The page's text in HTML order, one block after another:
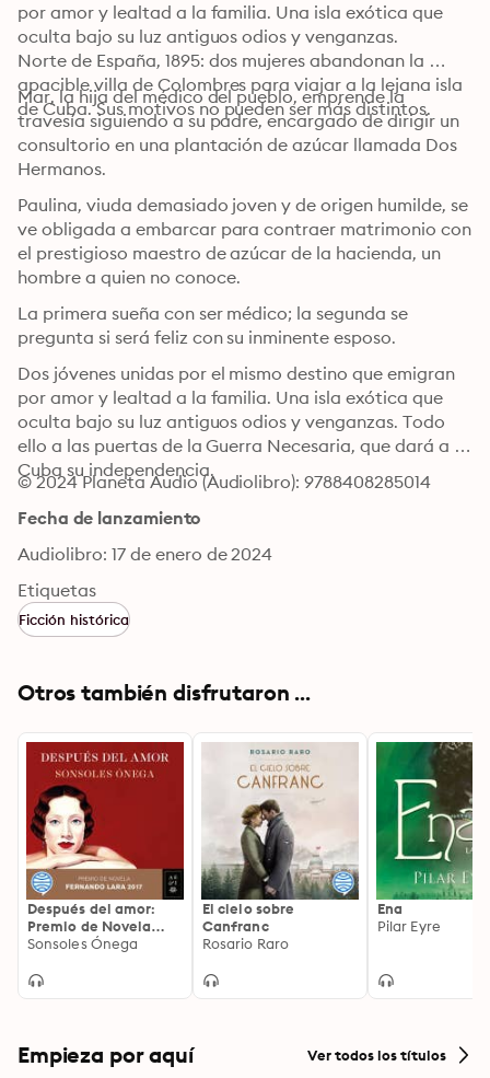
por amor y lealtad a la familia. Una isla exótica que
oculta bajo su luz antiguos odios y venganzas.
Norte de España, 1895: dos mujeres abandonan la
apacible villa de Colombres para viajar a la lejana isla
de Cuba. Sus motivos no pueden ser más distintos.
Mar, la hija del médico del pueblo, emprende la
travesía siguiendo a su padre, encargado de dirigir un
consultorio en una plantación de azúcar llamada Dos
Hermanos.
Paulina, viuda demasiado joven y de origen humilde, se
ve obligada a embarcar para contraer matrimonio con
el prestigioso maestro de azúcar de la hacienda, un
hombre a quien no conoce.
La primera sueña con ser médico; la segunda se
pregunta si será feliz con su inminente esposo.
Dos jóvenes unidas por el mismo destino que emigran
por amor y lealtad a la familia. Una isla exótica que
oculta bajo su luz antiguos odios y venganzas. Todo
ello a las puertas de la Guerra Necesaria, que dará a
Cuba su independencia.
© 2024 Planeta Audio (Audiolibro): 9788408285014
Fecha de lanzamiento
Audiolibro: 17 de enero de 2024
Etiquetas
Ficción histórica
Otros también disfrutaron ...
Después del amor:
Premio de Novela
Fernando Lara 2017
Sonsoles Ónega
El cielo sobre
Canfranc
Rosario Raro
Ena
Pilar Eyre
Empieza por aquí Ver todos los títulos